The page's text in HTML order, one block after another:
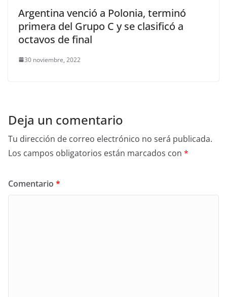
Argentina venció a Polonia, terminó
primera del Grupo C y se clasificó a
octavos de final
30 noviembre, 2022
Deja un comentario
Tu dirección de correo electrónico no será publicada.
Los campos obligatorios están marcados con *
Comentario *